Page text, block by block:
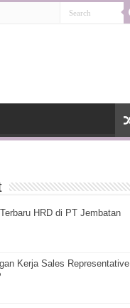
HRD di PT Jembatan
Kerja Sales Representative